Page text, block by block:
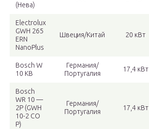
(Нева)
Electrolux
GWH 265
ERN
NanoPlus
Швеция/Китай 20 кВт
Bosch W
10 KB
Германия/
Португалия
17,4 кВт
Bosch
WR 10 —
2P (GWH
10-2 CO
P)
Германия/
Португалия
17,4 кВт